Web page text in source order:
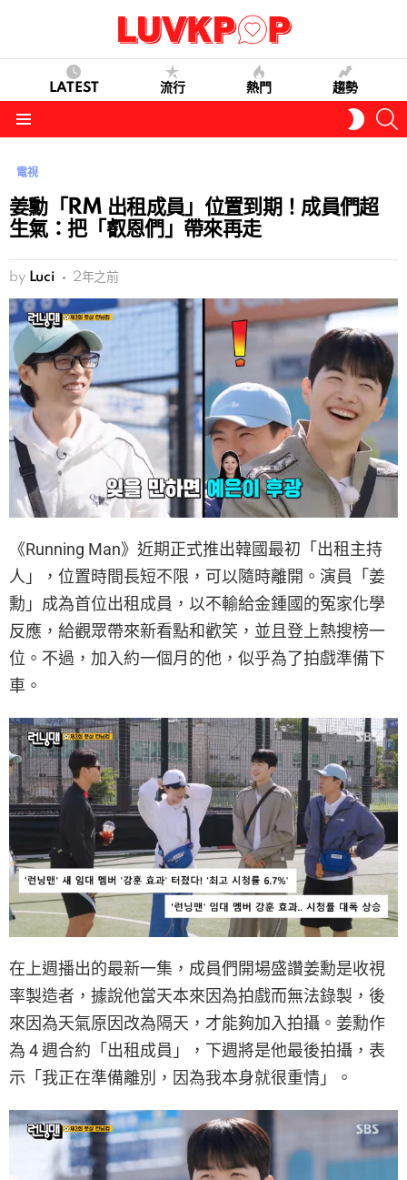
LATEST 流行 熱門 趨勢
SKIN
電視
姜勳「RM 出租成員」位置到期！成員們超
生氣：把「叡恩們」帶來再走
by Luci 2年之前
《Running Man》近期正式推出韓國最初「出租主持
人」，位置時間長短不限，可以隨時離開。演員「姜
勳」成為首位出租成員，以不輸給金鍾國的冤家化學
反應，給觀眾帶來新看點和歡笑，並且登上熱搜榜一
位。不過，加入約一個月的他，似乎為了拍戲準備下
車。
在上週播出的最新一集，成員們開場盛讚姜勳是收視
率製造者，據說他當天本來因為拍戲而無法錄製，後
來因為天氣原因改為隔天，才能夠加入拍攝。姜勳作
為 4 週合約「出租成員」，下週將是他最後拍攝，表
示「我正在準備離別，因為我本身就很重情」。